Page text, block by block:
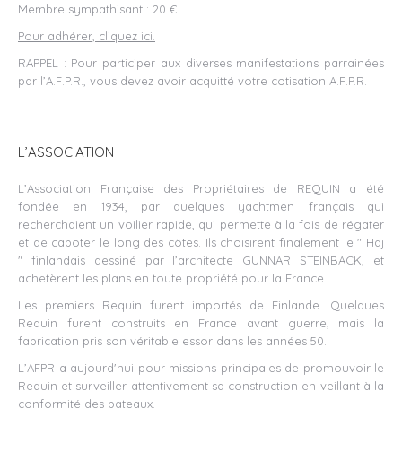
Membre sympathisant : 20 €
Pour adhérer, cliquez ici.
RAPPEL : Pour participer aux diverses manifestations parrainées
par l’A.F.P.R., vous devez avoir acquitté votre cotisation A.F.P.R.
L’ASSOCIATION
L’Association Française des Propriétaires de REQUIN a été
fondée en 1934, par quelques yachtmen français qui
recherchaient un voilier rapide, qui permette à la fois de régater
et de caboter le long des côtes. Ils choisirent finalement le " Haj
" finlandais dessiné par l’architecte GUNNAR STEINBACK, et
achetèrent les plans en toute propriété pour la France.
Les premiers Requin furent importés de Finlande. Quelques
Requin furent construits en France avant guerre, mais la
fabrication pris son véritable essor dans les années 50.
L’AFPR a aujourd'hui pour missions principales de promouvoir le
Requin et surveiller attentivement sa construction en veillant à la
conformité des bateaux.